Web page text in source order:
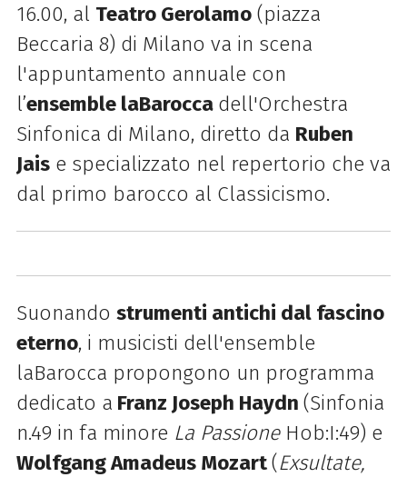
16.00, al Teatro Gerolamo(piazza
Beccaria 8) di Milano va in scena
l'appuntamento annuale con
l’ensemble laBarocca dell'Orchestra
Sinfonica di Milano, diretto da Ruben
Jaise specializzato nel repertorio che va
dal primo barocco al Classicismo.
Suonando strumenti antichi dal fascino
eterno, i musicisti dell'ensemble
laBarocca propongono un programma
dedicato a Franz Joseph Haydn (Sinfonia
n.49 in fa minore La PassioneHob:I:49) e
Wolfgang Amadeus Mozart(Exsultate,